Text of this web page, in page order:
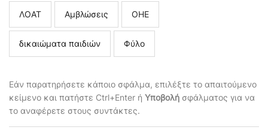
ΛΟΑΤ Αμβλώσεις ОΗΕ
δικαιώματα παιδιών Φύλο
Εάν παρατηρήσετε κάποιο σφάλμα, επιλέξτε το απαιτούμενο
κείμενο και πατήστε Ctrl+Enter ή Υποβολή σφάλματος για να
το αναφέρετε στους συντάκτες.